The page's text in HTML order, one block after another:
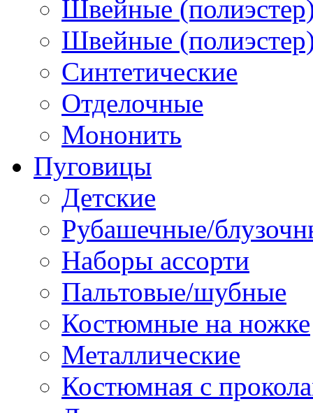
Швейные
Швейные
Синтетические
Отделочные
Мононить
Пуговицы
Детские
Рубашечные/
Наборы ассорти
Пальтовые/шубные
Костюмные на ножке
Металлические
Костюмная с